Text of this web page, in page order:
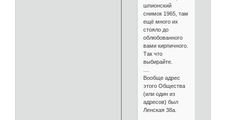
шпионский
снимок 1965, там
ещё много их
стояло до
облюбованного
вами кирпичного.
Так что
выбирайте.
Вообще адрес
этого Общества
(или один из
адресов) был
Ленская 38а.